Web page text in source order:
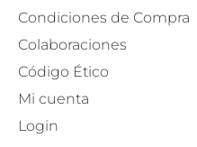
Condiciones de Compra
Colaboraciones
Código Ético
Mi cuenta
Login